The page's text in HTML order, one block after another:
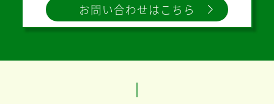
お問い合わせはこちら